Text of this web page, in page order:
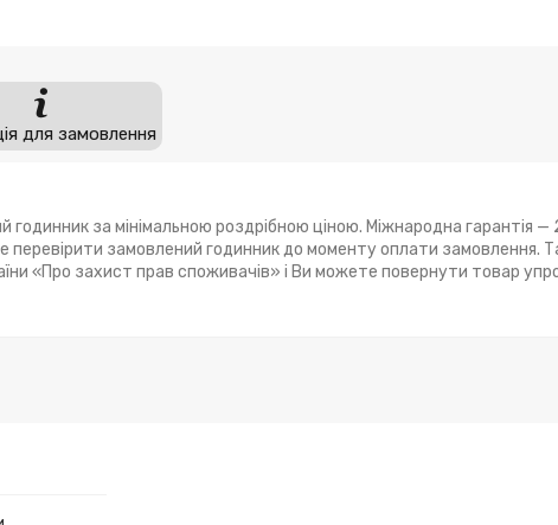
для замовлення
годинник за мінімальною роздрібною ціною. Міжнародна гарантія —
замовлений годинник до моменту оплати замовлення.
«Про захист прав споживачів» і Ви можете повернути товар